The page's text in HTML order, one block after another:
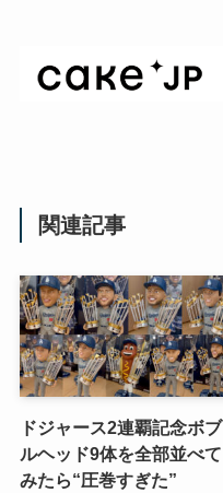
関連記事
ドジャース2連覇記念ボブ
ルヘッド9体を全部並べて
みたら“圧巻すぎた”